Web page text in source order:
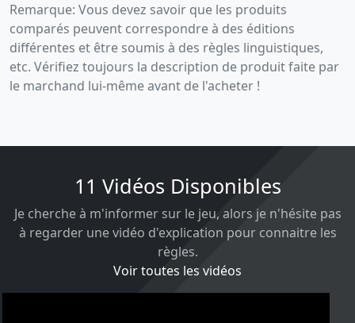
Remarque: Vous devez savoir que les produits
comparés peuvent correspondre à des éditions
différentes et être soumis à des règles linguistiques,
etc. Vérifiez toujours la description de produit faite par
le marchand lui-même avant de l'acheter !
11 Vidéos Disponibles
Je cherche à m'informer sur le jeu, alors je n'hésite pas
à regarder une vidéo d'explication pour connaitre les
règles.
Voir toutes les vidéos